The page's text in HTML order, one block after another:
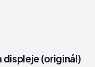
displeje (originál)